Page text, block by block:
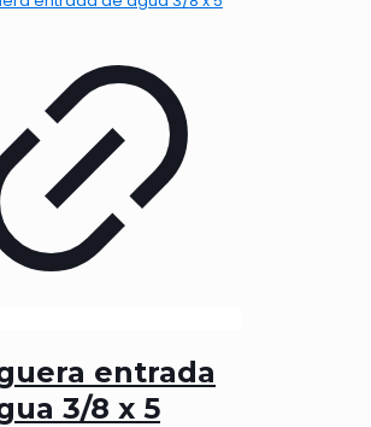
entrada
3/8 x 5